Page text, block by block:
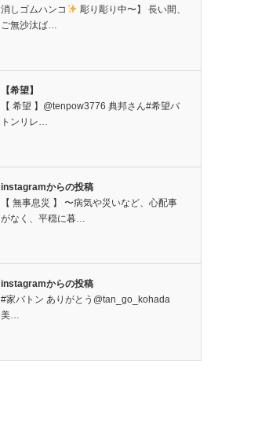
消しゴムハンコ
彫り彫り中〜】 長い間、
ご無沙汰ば…
【希望】
【 希望 】@tenpow3776 典邦さん#希望バ
トンリレ…
instagramからの投稿
【 無事息災 】 〜病気や災いなど、心配事
がなく、平穏に暮…
instagramからの投稿
#家バトン ありがとう@tan_go_kohada
美…